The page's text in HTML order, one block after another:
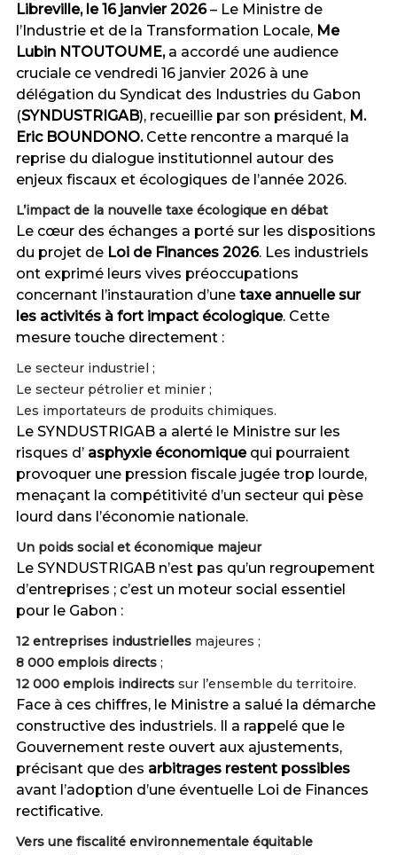
Libreville, le 16 janvier 2026– Le Ministre de
l’Industrie et de la Transformation Locale, Me
Lubin NTOUTOUME,a accordé une audience
cruciale ce vendredi 16 janvier 2026 à une
délégation du Syndicat des Industries du Gabon
(SYNDUSTRIGAB), recueillie par son président, M.
Eric BOUNDONO.Cette rencontre a marqué la
reprise du dialogue institutionnel autour des
enjeux fiscaux et écologiques de l’année 2026.
L’impact de la nouvelle taxe écologique en débat
Le cœur des échanges a porté sur les dispositions
du projet de Loi de Finances 2026. Les industriels
ont exprimé leurs vives préoccupations
concernant l’instauration d’une taxe annuelle sur
les activités à fort impact écologique. Cette
mesure touche directement :
Le secteur industriel ;
Le secteur pétrolier et minier ;
Les importateurs de produits chimiques.
Le SYNDUSTRIGAB a alerté le Ministre sur les
risques d’ asphyxie économiquequi pourraient
provoquer une pression fiscale jugée trop lourde,
menaçant la compétitivité d’un secteur qui pèse
lourd dans l’économie nationale.
Un poids social et économique majeur
Le SYNDUSTRIGAB n’est pas qu’un regroupement
d’entreprises ; c’est un moteur social essentiel
pour le Gabon :
12 entreprises industriellesmajeures ;
8 000 emplois directs;
12 000 emplois indirectssur l’ensemble du territoire.
Face à ces chiffres, le Ministre a salué la démarche
constructive des industriels. Il a rappelé que le
Gouvernement reste ouvert aux ajustements,
précisant que des arbitrages restent possibles
avant l’adoption d’une éventuelle Loi de Finances
rectificative.
Vers une fiscalité environnementale équitable